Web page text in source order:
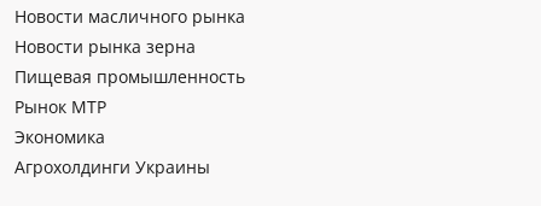
Новости масличного рынка
Новости рынка зерна
Пищевая промышленность
Рынок МТР
Экономика
Агрохолдинги Украины